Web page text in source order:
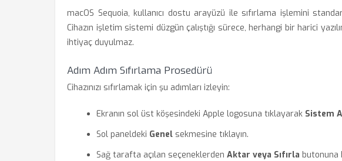
macOS Sequoia, kullanıcı dostu arayüzü ile sıfırlama işlemini
Cihazın işletim sistemi düzgün çalıştığı sürece, herhangi bir harici
ihtiyaç duyulmaz.
Adım Adım Sıfırlama Prosedürü
Cihazınızı sıfırlamak için şu adımları izleyin:
Ekranın sol üst köşesindeki Apple logosuna tıklayarak Sistem
Sol paneldeki Genel sekmesine tıklayın.
Sağ tarafta açılan seçeneklerden Aktar veya Sıfırla butonuna